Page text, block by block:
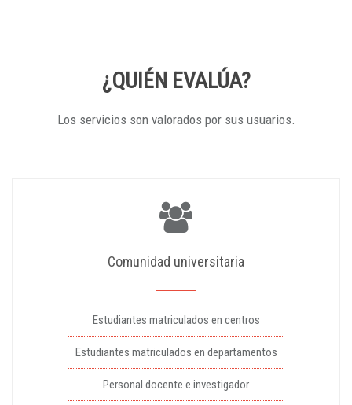
¿QUIÉN EVALÚA?
Los servicios son valorados por sus usuarios.
Comunidad universitaria
Estudiantes matriculados en centros
Estudiantes matriculados en departamentos
Personal docente e investigador